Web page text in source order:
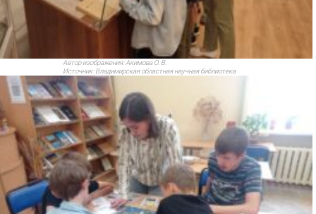
Автор изображения:Акимова О. В.
Источник:Владимирская областная научная библиотека